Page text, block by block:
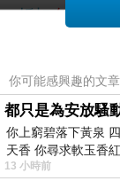
折扣在那邊
如果有興趣
hotel提前預訂
你可能感興趣的文章
都只是為安放騷
你上窮碧落下黃泉
天香 你尋求軟玉香
13 小時前